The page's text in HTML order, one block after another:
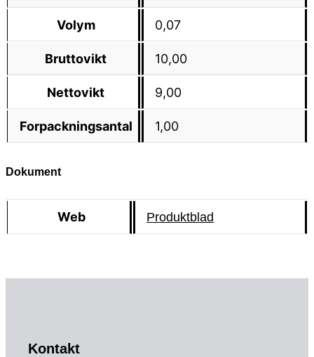
Volym 0,07
Bruttovikt 10,00
Nettovikt 9,00
Forpackningsantal 1,00
Dokument
Web Produktblad
Kontakt